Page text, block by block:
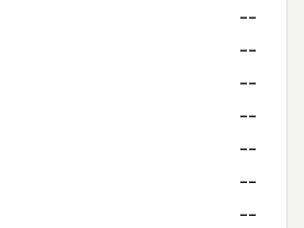
--
--
--
--
--
--
--